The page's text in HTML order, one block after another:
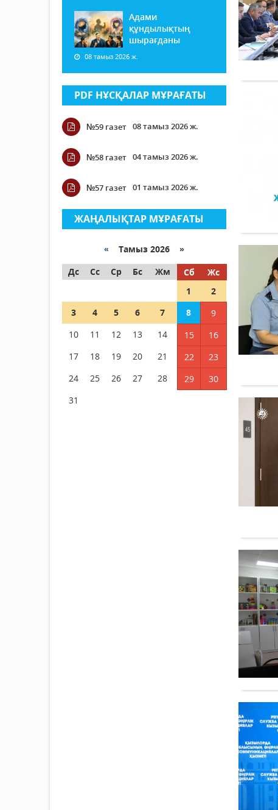
Адами
құндылықтың
шырағданы
08 тамыз 2026 ж.
PDF НҰСҚАЛАР МҰРАҒАТЫ
№59 газет 08 тамыз 2026 ж.
№58 газет 04 тамыз 2026 ж.
№57 газет 01 тамыз 2026 ж.
ЖАҢАЛЫҚТАР МҰРАҒАТЫ
« Тамыз 2026 »
Дс
Сс Ср Бс Жм Сб
Жс
1
2
3
4 5 6 7 8
9
10
11 12 13 14 15
16
17
18 19 20 21 22
23
24
25 26 27 28 29
30
31